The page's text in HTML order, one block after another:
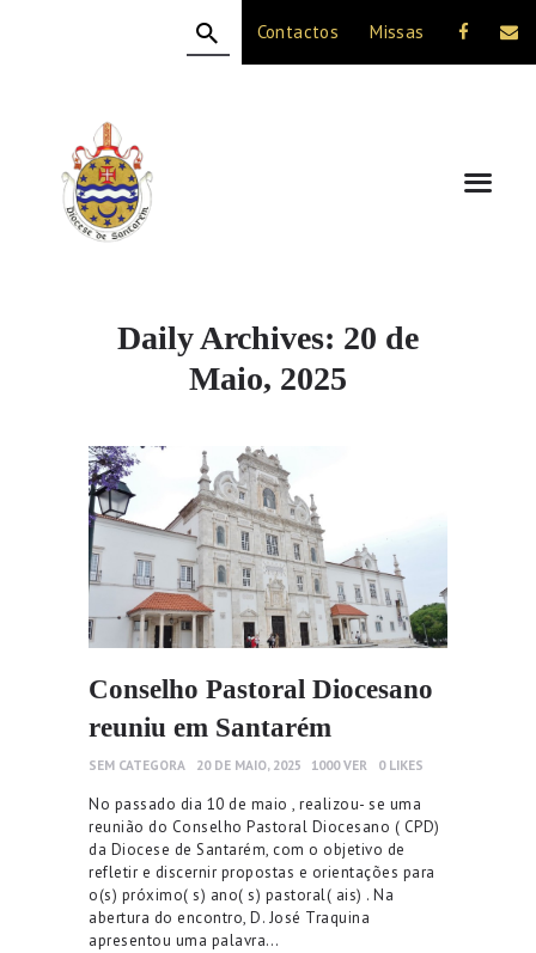
Contactos Missas
Daily Archives: 20 de
Maio, 2025
A DIOCESE
CELEBRAÇÃO
VIDA CRISTÃ
NOTÍCIAS
Conselho Pastoral Diocesano
reuniu em Santarém
SEM CATEGORA 20 DE MAIO, 2025 1000VER 0 LIKES
No passado dia 10 de maio , realizou- se uma
reunião do Conselho Pastoral Diocesano ( CPD)
da Diocese de Santarém, com o objetivo de
refletir e discernir propostas e orientações para
o(s) próximo( s) ano( s) pastoral( ais) . Na
abertura do encontro, D. José Traquina
apresentou uma palavra…